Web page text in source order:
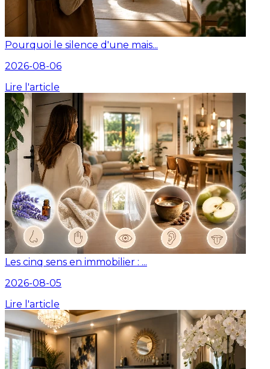
Pourquoi le silence d'une mais...
2026-08-06
Lire l'article
Les cinq sens en immobilier : ...
2026-08-05
Lire l'article